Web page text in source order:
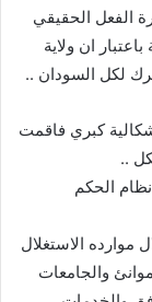
الفعل الحقيقي
ان ولاية
لكل السودان ..
كبري فاقمت
..
نظام الحكم
موارده الاستغلال
والجامعات